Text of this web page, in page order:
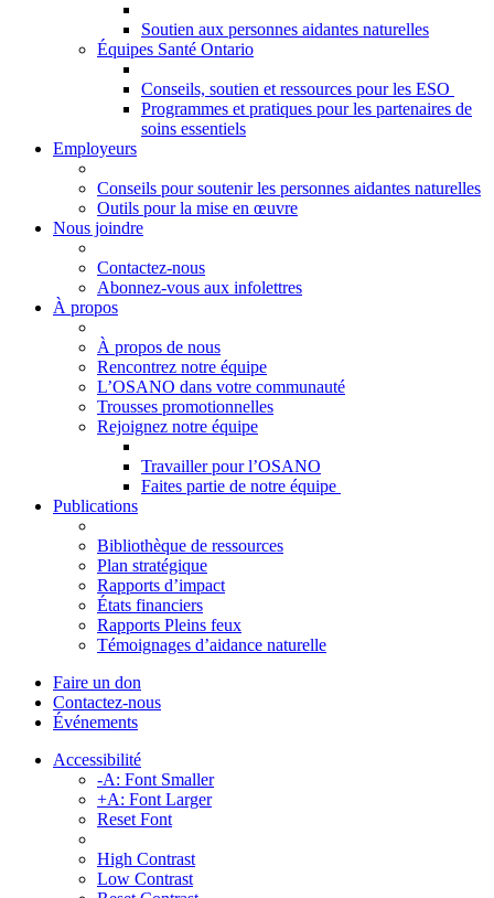
Soutien aux personnes aidantes naturelles
Équipes Santé Ontario
Conseils, soutien et ressources pour les ESO
Programmes et pratiques pour les partenaires de
soins essentiels
Employeurs
Conseils pour soutenir les personnes aidantes naturelles
Outils pour la mise en œuvre
Nous joindre
Contactez-nous
Abonnez-vous aux infolettres
À propos
À propos de nous
Rencontrez notre équipe
L’OSANO dans votre communauté
Trousses promotionnelles
Rejoignez notre équipe
Travailler pour l’OSANO
Faites partie de notre équipe
Publications
Bibliothèque de ressources
Plan stratégique
Rapports d’impact
États financiers
Rapports Pleins feux
Témoignages d’aidance naturelle
Faire un don
Contactez-nous
Événements
Accessibilité
-A: Font Smaller
+A: Font Larger
Reset Font
High Contrast
Low Contrast